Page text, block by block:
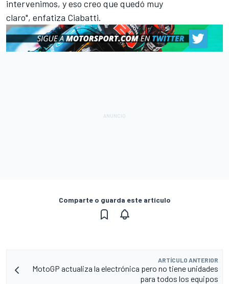
intervenimos, y eso creo que quedó muy
claro", enfatiza Ciabatti.
Comparte o guarda este artículo
ARTÍCULO ANTERIOR
MotoGP actualiza la electrónica pero no tiene unidades
para todos los equipos